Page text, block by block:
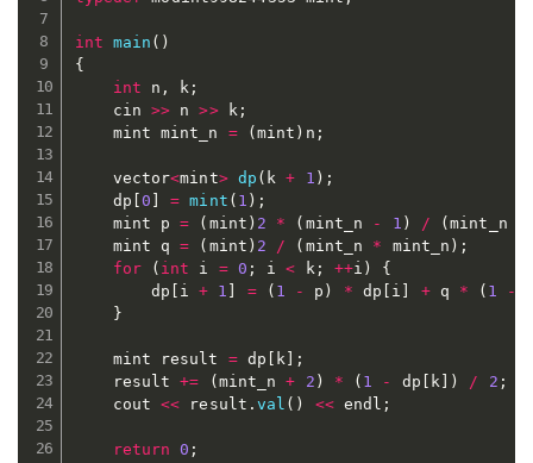
int main ( )
{
int n , k ;
	cin
>> n >> k;
	mint mint_n
= (mint ) n ;
	vector
<mint> dp ( k + 1 ) ;
	dp
0 = mint ( 1 ) ;
	mint p
= ( mint ) 2 * ( mint_n - 1 ) / (mint_n
	mint q
= ( mint ) 2 / ( mint_n * mint_n ) ;
for
( int i = 0 ; i < k; ++i )
{
		dp
i + 1 = ( 1 - p ) * dp i + q * ( 1 -
}
	mint result
= dp k
;
	result
+= ( mint_n + 2 ) * ( 1 - dp k ) / 2 ;
	cout
<< result .val ( ) << endl ;
return 0 ;